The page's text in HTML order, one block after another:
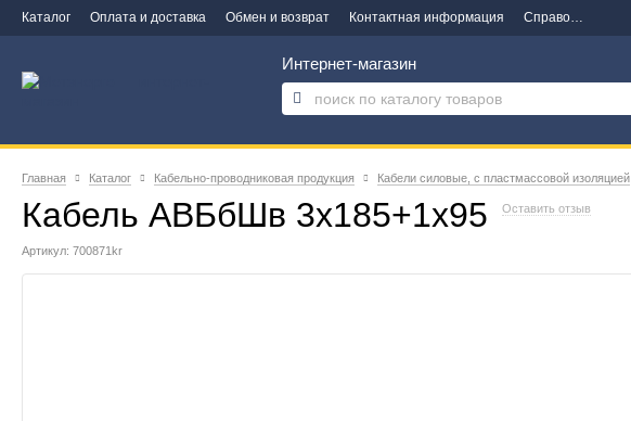
Каталог Оплата и доставка Обмен и возврат Контактная информация Справочная информация
Интернет-магазин
Главная Каталог Кабельно-проводниковая продукция Кабели силовые, с пластмассовой изоляцией
Кабель АВБбШв 3х185+1х95 Оставить отзыв
Артикул: 700871kr